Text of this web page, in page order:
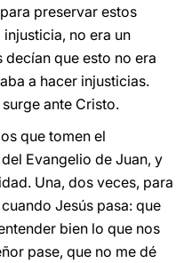
preservar estos
no era un
que esto no era
a hacer injusticias.
ante Cristo.
que tomen el
Evangelio de Juan, y
Una, dos veces, para
Jesús pasa: que
bien lo que nos
pase, que no me dé